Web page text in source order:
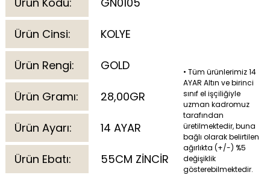
Ürün Cinsi: KOLYE
Ürün Rengi: GOLD
Ürün Gramı: 28,00GR
Ürün Ayarı: 14 AYAR
Ürün Ebatı: 55CM ZİNCİR
• Tüm ürünlerimiz 14
AYAR Altın ve birinci
sınıf el işçiliğiyle
uzman kadromuz
tarafından
üretilmektedir, buna
bağlı olarak belirtilen
ağırlıkta (+/-) %5
değişiklik
gösterebilmektedir.